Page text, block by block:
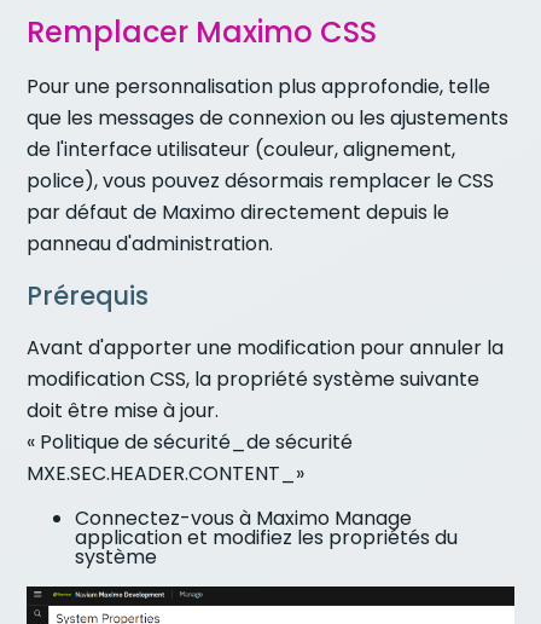
Remplacer Maximo CSS
Pour une personnalisation plus approfondie, telle
que les messages de connexion ou les ajustements
de l'interface utilisateur (couleur, alignement,
police), vous pouvez désormais remplacer le CSS
par défaut de Maximo directement depuis le
panneau d'administration.
Prérequis
Avant d'apporter une modification pour annuler la
modification CSS, la propriété système suivante
doit être mise à jour.
« Politique de sécurité_de sécurité
MXE.SEC.HEADER.CONTENT_»
Connectez-vous à Maximo Manage
application et modifiez les propriétés du
système